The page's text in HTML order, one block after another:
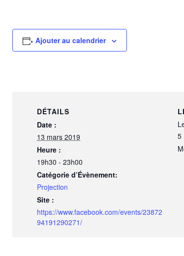
Ajouter au calendrier
DÉTAILS
Date :
13 mars 2019
Heure :
19h30 - 23h00
Catégorie d’Évènement:
Projection
Site :
https://www.facebook.com/events/23872
94191290271/
5